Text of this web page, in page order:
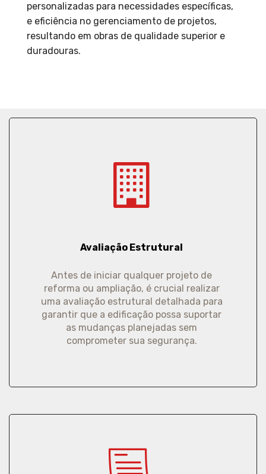
personalizadas para necessidades específicas,
e eficiência no gerenciamento de projetos,
resultando em obras de qualidade superior e
duradouras.
Avaliação Estrutural
Antes de iniciar qualquer projeto de
reforma ou ampliação, é crucial realizar
uma avaliação estrutural detalhada para
garantir que a edificação possa suportar
as mudanças planejadas sem
comprometer sua segurança.